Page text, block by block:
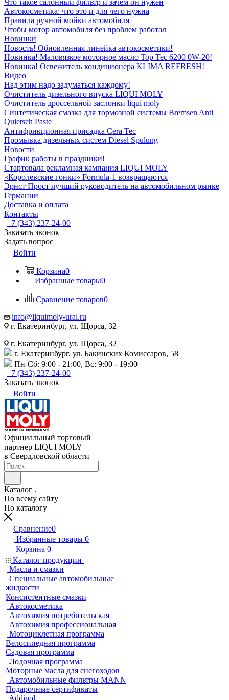
Что такое салонный фильтр и зачем он нужен
Автокосметика: что это и для чего нужна
Правила ручной мойки автомобиля
Чтобы мотор автомобиля без проблем работал
Новинки
Новость! Обновленная линейка автокосметики!
Новинка! Маловязкое моторное масло Top Tec 6200 0W-20!
Новинка! Освежитель кондиционера KLIMA REFRESH!
Видео
Над этим надо задуматься каждому!
Очиститель дизельного впуска LIQUI MOLY
Очиститель дроссельной заслонки liqui moly
Синтетическая смазка для тормозной системы Bremsen Anti
Quietsch Paste
Антифрикционная присадка Cera Tec
Промывка дизельных систем Diesel Spulung
Новости
График работы в праздники!
Стартовала рекламная кампания LIQUI MOLY
«Королевские гонки» Formula-1 возвращаются
Эрнст Прост лучший руководитель на автомобильном рынке
Германии
Доставка и оплата
Контакты
+7 (343) 237-24-00
Заказать звонок
Задать вопрос
Войти
Корзина0
Избранные товары0
Сравнение товаров0
info@liquimoly-ural.ru
г. Екатеринбург, ул. Щорса, 32
г. Екатеринбург, ул. Щорса, 32
г. Екатеринбург, ул. Бакинских Комиссаров, 58
Пн-Сб: 9:00 - 21:00, Вс: 9:00 - 19:00
+7 (343) 237-24-00
Заказать звонок
Войти
Официальный торговый
партнер LIQUI MOLY
в Свердловской области
Каталог
По всему сайту
По каталогу
Сравнение0
Избранные товары 0
Корзина 0
Каталог продукции
Масла и смазки
Специальные автомобильные
жидкости
Консистентные смазки
Автокосметика
Автохимия потребительская
Автохимия профессиональная
Мотоциклетная программа
Велосипедная программа
Садовая программа
Лодочная программа
Моторные масла для снегоходов
Автомобильные фильтры MANN
Подарочные сертификаты
Addinol